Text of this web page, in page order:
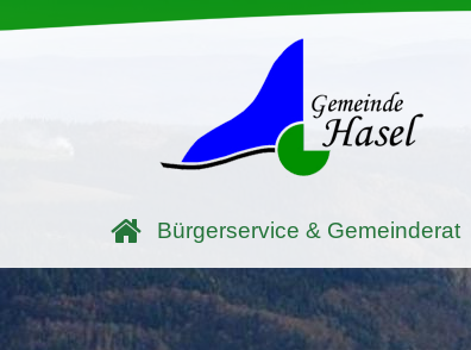
Bürgerservice & Gemeinderat